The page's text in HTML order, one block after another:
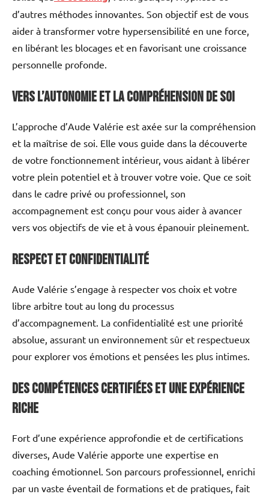
d’autres méthodes innovantes. Son objectif est de vous
aider à transformer votre hypersensibilité en une force,
en libérant les blocages et en favorisant une croissance
personnelle profonde.
Vers l’Autonomie et la Compréhension de Soi
L’approche d’Aude Valérie est axée sur la compréhension
et la maîtrise de soi. Elle vous guide dans la découverte
de votre fonctionnement intérieur, vous aidant à libérer
votre plein potentiel et à trouver votre voie. Que ce soit
dans le cadre privé ou professionnel, son
accompagnement est conçu pour vous aider à avancer
vers vos objectifs de vie et à vous épanouir pleinement.
Respect et Confidentialité
Aude Valérie s’engage à respecter vos choix et votre
libre arbitre tout au long du processus
d’accompagnement. La confidentialité est une priorité
absolue, assurant un environnement sûr et respectueux
pour explorer vos émotions et pensées les plus intimes.
Des Compétences Certifiées et une Expérience
Riche
Fort d’une expérience approfondie et de certifications
diverses, Aude Valérie apporte une expertise en
coaching émotionnel. Son parcours professionnel, enrichi
par un vaste éventail de formations et de pratiques, fait